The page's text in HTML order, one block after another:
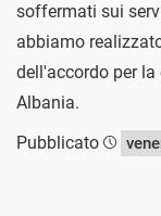
soffermati sui
abbiamo
dell'accordo per
Albania.
Pubblicato